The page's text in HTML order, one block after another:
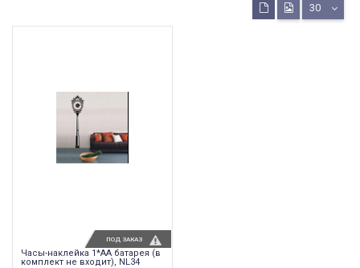
30
Часы-наклейка 1*AА батарея (в
комплект не входит), NL34
ПОД ЗАКАЗ